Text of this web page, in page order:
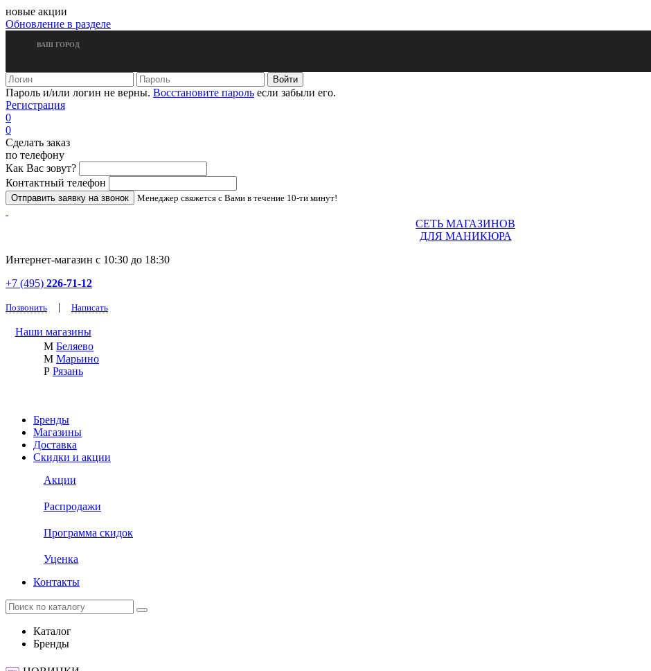
новые акции
Обновление в разделе
ВАШ ГОРОД
Пароль и/или логин не верны. Восстановите пароль если забыли его.
Регистрация
0
0
Сделать заказ
по телефону
Как Вас зовут?
Контактный телефон
Менеджер свяжется с Вами в течение 10-ти минут!
СЕТЬ МАГАЗИНОВ
ДЛЯ МАНИКЮРА
Интернет-магазин с 10:30 до 18:30
+7 (495) 226-71-12
Позвонить | Написать
Наши магазины
М Беляево
М Марьино
Р Рязань
Бренды
Магазины
Доставка
Скидки и акции
Акции
Распродажи
Программа скидок
Уценка
Контакты
Каталог
Бренды